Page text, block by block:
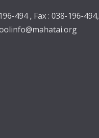
494 , Fax : 038-196-494,